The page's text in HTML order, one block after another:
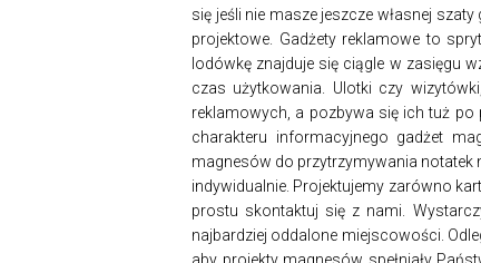
się jeśli nie masze jeszcze własnej
projektowe. Gadżety reklamowe to
lodówkę znajduje się ciągle w zasięgu
czas użytkowania. Ulotki czy
reklamowych, a pozbywa się ich tuż po
charakteru informacyjnego gadżet
magnesów do przytrzymywania
indywidualnie. Projektujemy zarówno
prostu skontaktuj się z nami.
najbardziej oddalone miejscowości.